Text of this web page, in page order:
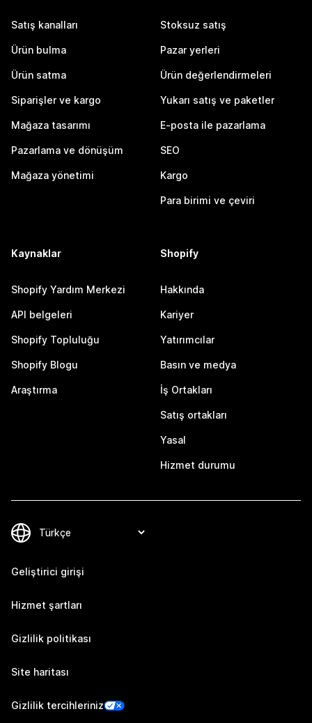
Satış kanalları
Ürün bulma
Ürün satma
Siparişler ve kargo
Mağaza tasarımı
Pazarlama ve dönüşüm
Mağaza yönetimi
Stoksuz satış
Pazar yerleri
Ürün değerlendirmeleri
Yukarı satış ve paketler
E-posta ile pazarlama
SEO
Kargo
Para birimi ve çeviri
Kaynaklar
Shopify Yardım Merkezi
API belgeleri
Shopify Topluluğu
Shopify Blogu
Araştırma
Shopify
Hakkında
Kariyer
Yatırımcılar
Basın ve medya
İş Ortakları
Satış ortakları
Yasal
Hizmet durumu
Geliştirici girişi
Hizmet şartları
Gizlilik politikası
Site haritası
Gizlilik tercihleriniz